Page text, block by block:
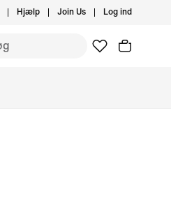
Hjælp Join Us Log ind